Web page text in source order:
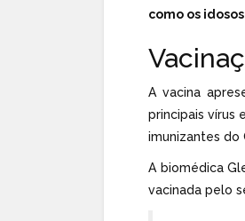
como os
A vacina
principais vírus
imunizantes do
A biomédica
vacinada pelo